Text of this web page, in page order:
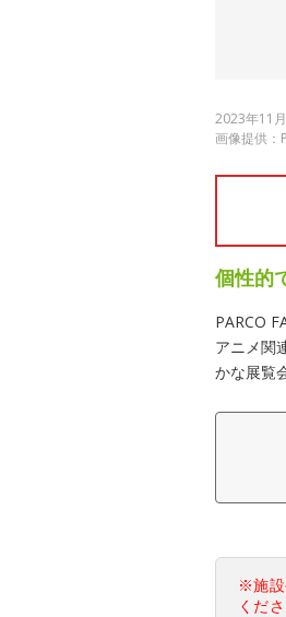
2023年11
画像提供：
個性的
PARCO
アニメ関
かな展覧
※施設
くださ